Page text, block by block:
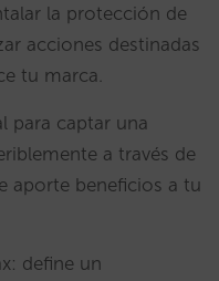
la protección de
acciones destinadas
tu marca.
para captar una
a través de
aporte beneficios a tu
define un